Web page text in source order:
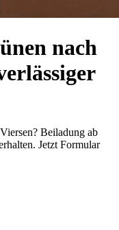
nach
Beiladung ab
Jetzt Formular